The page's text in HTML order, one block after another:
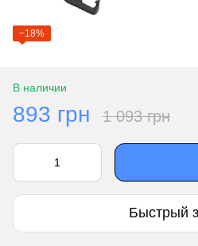
−18%
В наличии
893 грн 1 093 грн
Быстрый